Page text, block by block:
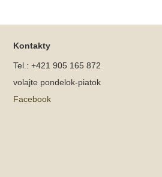
Kontakty
Tel.: +421 905 165 872
volajte pondelok-piatok
Facebook